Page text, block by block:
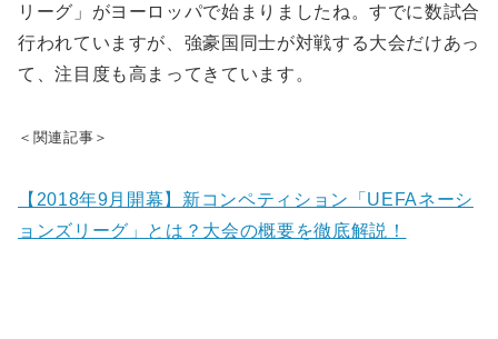
リーグ」がヨーロッパで始まりましたね。すでに数試合
行われていますが、強豪国同士が対戦する大会だけあっ
て、注目度も高まってきています。
＜関連記事＞
【2018年9月開幕】新コンペティション「UEFAネーシ
ョンズリーグ」とは？大会の概要を徹底解説！